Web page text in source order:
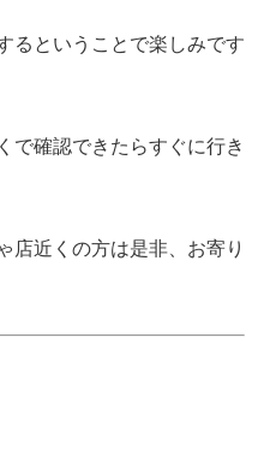
るということで楽しみです
で確認できたらすぐに行き
店近くの方は是非、お寄り